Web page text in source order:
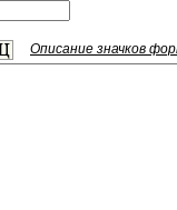
Описание значков